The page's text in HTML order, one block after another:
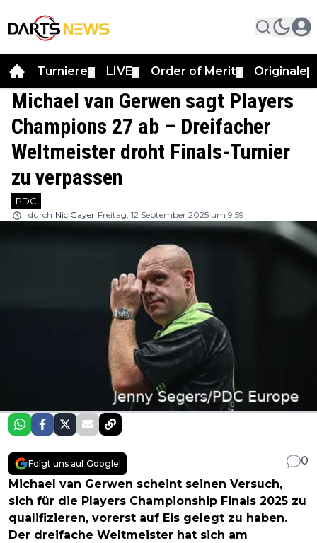
Turniere LIVE Order of Merit Originale
Michael van Gerwen sagt Players
Champions 27 ab – Dreifacher
Weltmeister droht Finals-Turnier
zu verpassen
PDC
durch Nic Gayer Freitag, 12 September 2025 um 9:59
Folgt uns auf Google!
0
Michael van Gerwen scheint seinen Versuch,
sich für die Players Championship Finals 2025 zu
qualifizieren, vorerst auf Eis gelegt zu haben.
Der dreifache Weltmeister hat sich am